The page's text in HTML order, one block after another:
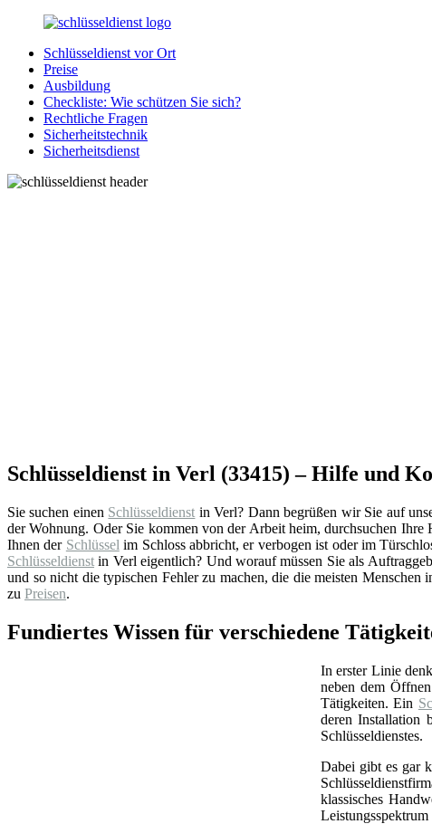
Zurück
Inhalt
SchluesseldienstDirekt.de
Ihre
Notlage
wird
gelöst!
Schlüsseldienst vor Ort
Preise
Ausbildung
Checkliste: Wie schützen Sie sich?
Rechtliche Fragen
Sicherheitstechnik
Sicherheitsdienst
Schlüsseldienst in Verl (33415) – Hilfe und
Sie suchen einen Schlüsseldienst in Verl? Dann begrüßen wir Sie auf
der Wohnung. Oder Sie kommen von der Arbeit heim, durchsuchen Ihre
Ihnen der Schlüssel im Schloss abbricht, er verbogen ist oder im
Schlüsseldienst in Verl eigentlich? Und worauf müssen Sie als
und so nicht die typischen Fehler zu machen, die die meisten
zu Preisen.
Fundiertes Wissen für verschiedene
In erster Linie
neben dem
Tätigkeiten. Ein
deren Installation
Schlüsseldienstes.
Dabei gibt es gar
klassisches